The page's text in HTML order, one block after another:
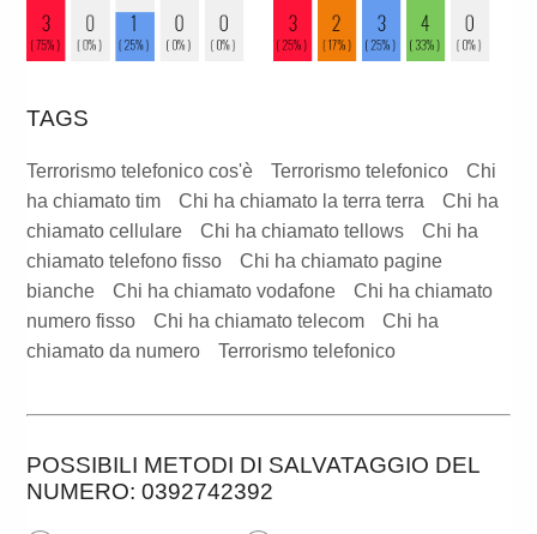
TAGS
Terrorismo telefonico cos'è Terrorismo telefonico
Chi
ha chiamato tim
Chi ha chiamato la terra terra
Chi ha
chiamato cellulare
Chi ha chiamato tellows
Chi ha
chiamato telefono fisso
Chi ha chiamato pagine
bianche
Chi ha chiamato vodafone
Chi ha chiamato
numero fisso
Chi ha chiamato telecom
Chi ha
chiamato da numero
Terrorismo telefonico
POSSIBILI METODI DI SALVATAGGIO DEL
NUMERO: 0392742392